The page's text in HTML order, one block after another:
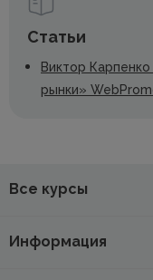
Статьи
Виктор
рынки»
Все курсы
Информация